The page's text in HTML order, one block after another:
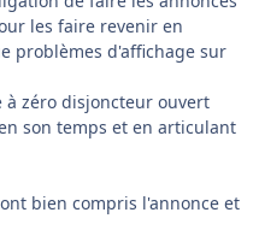
les faire revenir en
problèmes d'affichage sur
zéro disjoncteur ouvert
son temps et en articulant
bien compris l'annonce et